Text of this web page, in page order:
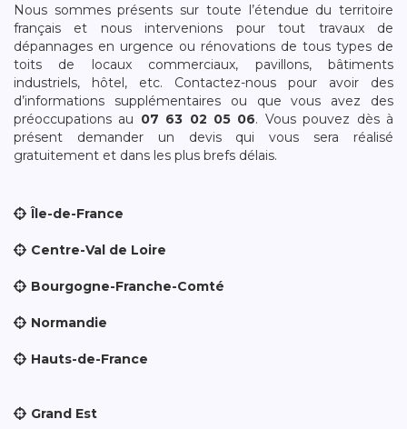
Nous sommes présents sur toute l’étendue du territoire
français et nous intervenions pour tout travaux de
dépannages en urgence ou rénovations de tous types de
toits de locaux commerciaux, pavillons, bâtiments
industriels, hôtel, etc. Contactez-nous pour avoir des
d’informations supplémentaires ou que vous avez des
préoccupations au 07 63 02 05 06. Vous pouvez dès à
présent demander un devis qui vous sera réalisé
gratuitement et dans les plus brefs délais.
Île-de-France
Centre-Val de Loire
Bourgogne-Franche-Comté
Normandie
Hauts-de-France
Grand Est